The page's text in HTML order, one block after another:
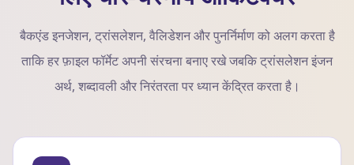
बैकएंड इनजेशन, ट्रांसलेशन, वैलिडेशन और पुनर्निर्माण को अलग करता है
ताकि हर फ़ाइल फॉर्मेट अपनी संरचना बनाए रखे जबकि ट्रांसलेशन इंजन
अर्थ, शब्दावली और निरंतरता पर ध्यान केंद्रित करता है।